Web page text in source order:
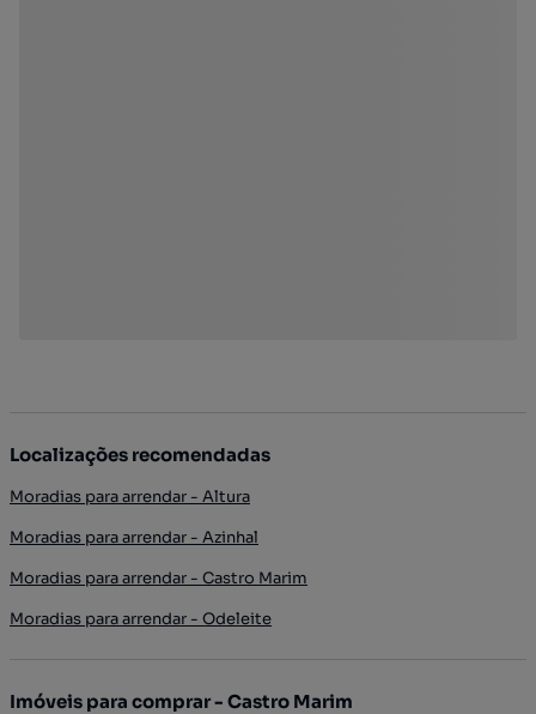
Localizações recomendadas
Moradias para arrendar - Altura
Moradias para arrendar - Azinhal
Moradias para arrendar - Castro Marim
Moradias para arrendar - Odeleite
Imóveis para comprar - Castro Marim